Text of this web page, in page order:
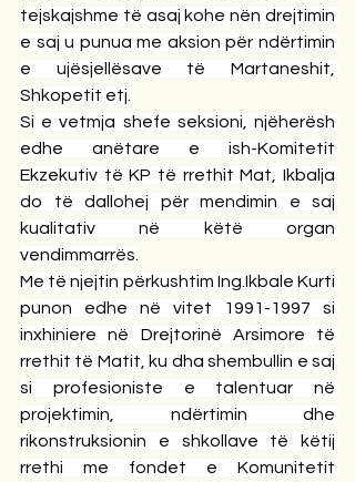
tejskajshme të asaj kohe nën drejtimin
e saj u punua me aksion për ndërtimin
e ujësjellësave të Martaneshit,
Shkopetit etj.
Si e vetmja shefe seksioni, njëherësh
edhe anëtare e ish-Komitetit
Ekzekutiv të KP të rrethit Mat, Ikbalja
do të dallohej për mendimin e saj
kualitativ në këtë organ
vendimmarrës.
Me të njejtin përkushtim Ing.Ikbale Kurti
punon edhe në vitet 1991-1997 si
inxhiniere në Drejtorinë Arsimore të
rrethit të Matit, ku dha shembullin e saj
si profesioniste e talentuar në
projektimin, ndërtimin dhe
rikonstruksionin e shkollave të këtij
rrethi me fondet e Komunitetit